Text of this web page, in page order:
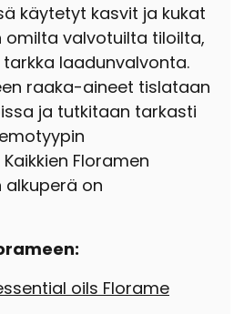
käytetyt kasvit ja kukat
omilta valvotuilta tiloilta,
laadunvalvonta.
raaka-aineet tislataan
ja tutkitaan tarkasti
Floramen
alkuperä on
oils Florame